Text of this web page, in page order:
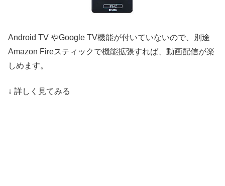
Android TV やGoogle TV機能が付いていないので、別途
Amazon Fireスティックで機能拡張すれば、動画配信が楽
しめます。
↓ 詳しく見てみる